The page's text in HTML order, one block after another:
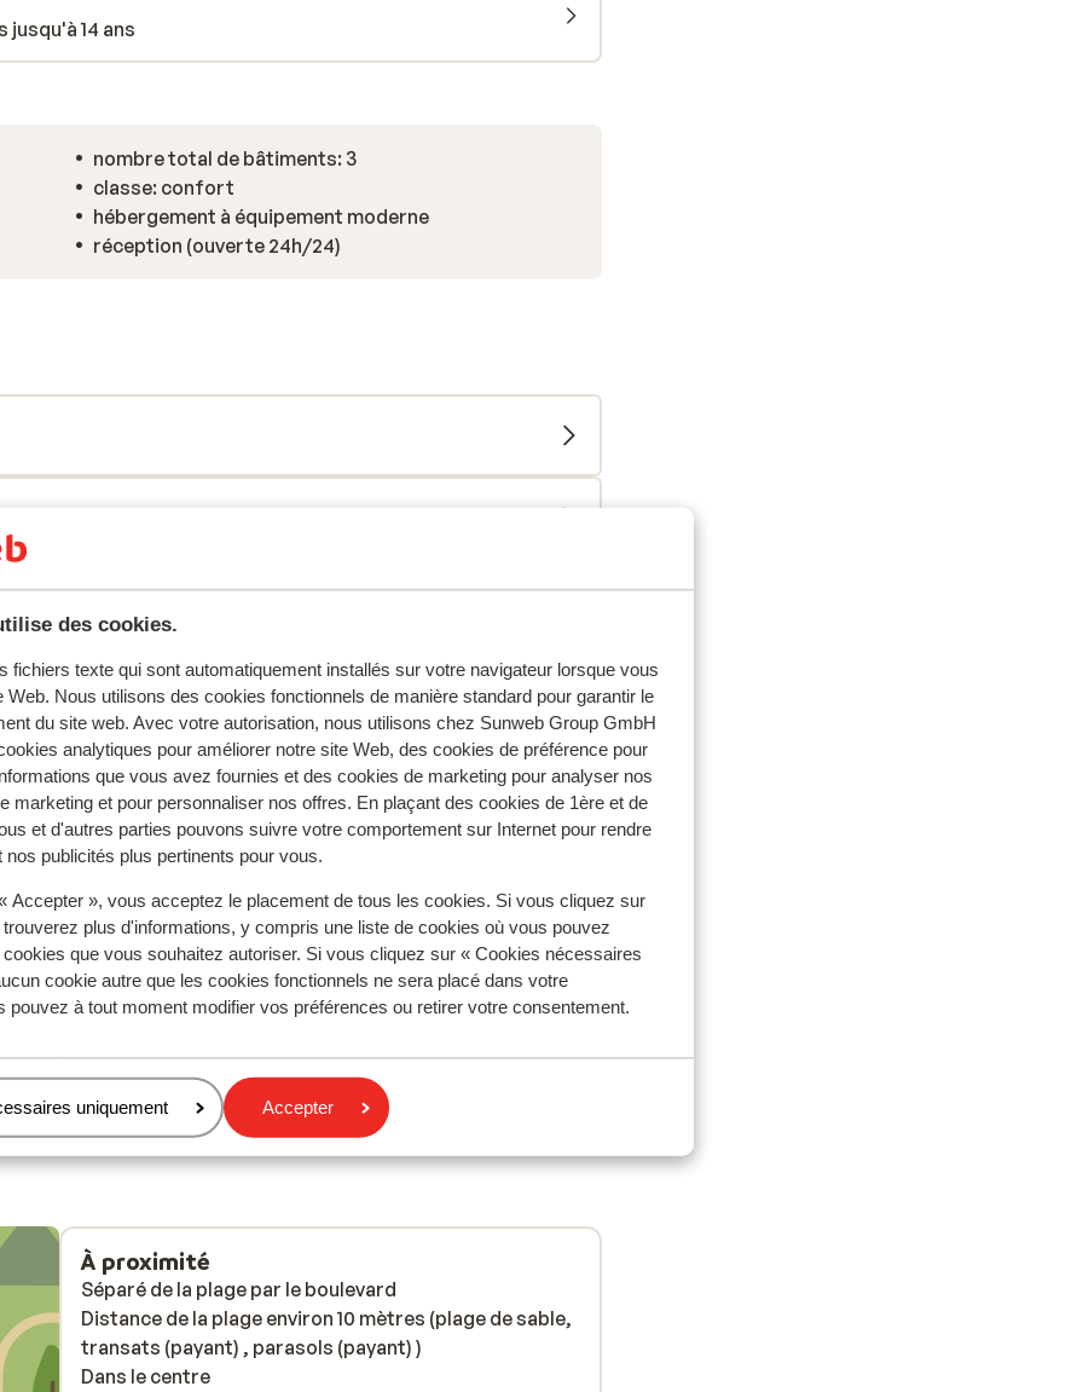
des cookies.
fichiers texte qui sont automatiquement installés sur votre navigateur lorsque vous
Web. Nous utilisons des cookies fonctionnels de manière standard pour garantir le
du site web. Avec votre autorisation, nous utilisons chez Sunweb Group GmbH
analytiques pour améliorer notre site Web, des cookies de préférence pour
que vous avez fournies et des cookies de marketing pour analyser nos
marketing et pour personnaliser nos offres. En plaçant des cookies de 1ère et de
et d'autres parties pouvons suivre votre comportement sur Internet pour rendre
nos publicités plus pertinents pour vous.
Accepter », vous acceptez le placement de tous les cookies. Si vous cliquez sur
plus d'informations, y compris une liste de cookies où vous pouvez
que vous souhaitez autoriser. Si vous cliquez sur « Cookies nécessaires
cookie autre que les cookies fonctionnels ne sera placé dans votre
pouvez à tout moment modifier vos préférences ou retirer votre consentement.
uniquement Accepter
jusqu'à 14 ans
nombre total de bâtiments: 3
classe: confort
hébergement à équipement moderne
réception (ouverte 24h/24)
fidèlement leur expérience avec notre produit.
Réservé principalement par couples
8.0 Excellent
Chambre située dans une annexe, plus proche d'un 3*
que de 4
Chambre située dans une annexe, plus proche d'un 3*
que de 4
Couples
À proximité
Séparé de la plage par le boulevard
Distance de la plage environ 10 mètres (plage de sable,
transats (payant) , parasols (payant) )
Dans le centre